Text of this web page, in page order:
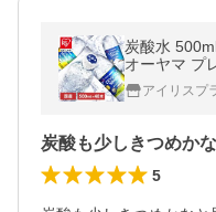
炭酸水
オーヤマ プ
割材 クリス
アイリスプ
5